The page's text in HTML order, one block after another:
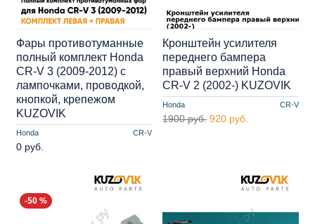
Honda CR-V
Фары противотуманные
полный комплект Honda
CR-V 3 (2009-2012) с
лампочками, проводкой,
кнопкой, крепежом
KUZOVIK
0 руб.
Honda CR-V
Кронштейн усилителя
переднего бампера
правый верхний Honda
CR-V 2 (2002-) KUZOVIK
1900 руб. 920 руб.
-50 %